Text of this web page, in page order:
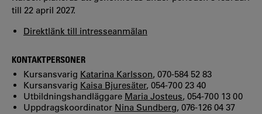
till 22 april 2027.
Direktlänk till intresseanmälan
KONTAKTPERSONER
Kursansvarig Katarina Karlsson, 070-584 52 83
Kursansvarig Kaisa Bjuresäter, 054-700 23 40
Utbildningshandläggare Maria Josteus, 054-700 13 00
Uppdragskoordinator Nina Sundberg, 076-126 04 37